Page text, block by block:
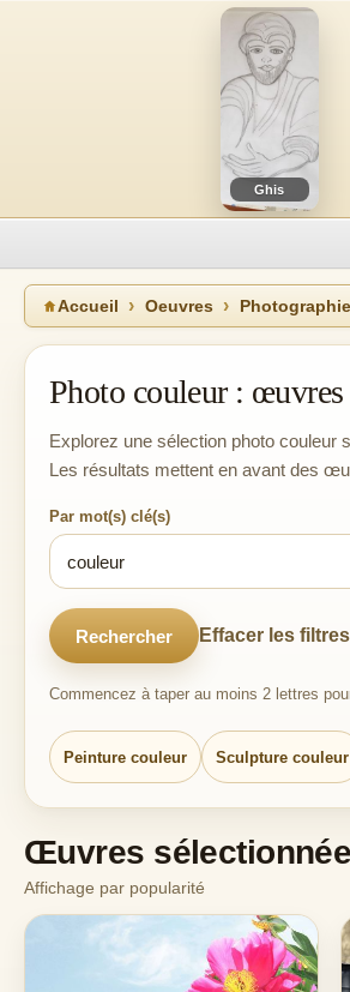
Ghis
Accueil Oeuvres Photographie
Photo couleur :
Explorez une sélection photo couleur
Les résultats mettent en avant des
Par mot(s) clé(s)
Rechercher Effacer les filtres
Commencez à taper au moins 2 lettres
Peinture couleur Sculpture couleur
Œuvres
Affichage par popularité